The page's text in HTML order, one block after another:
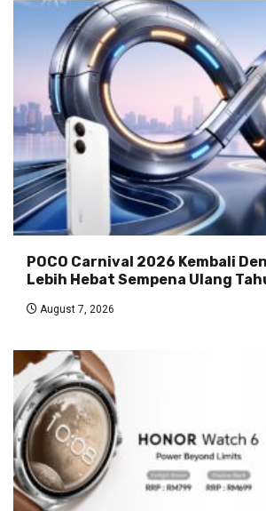
POCO Carnival 2026 Kembali
Lebih Hebat Sempena Ulang
August 7, 2026